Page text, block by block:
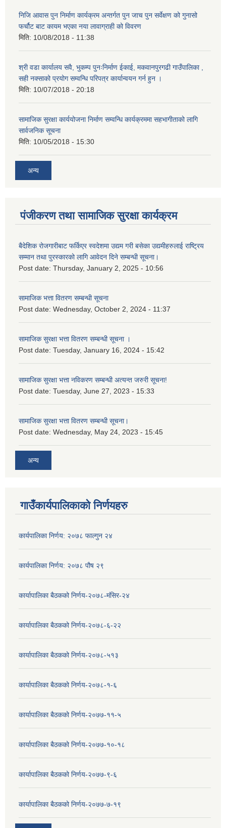
निजि आवास पुन निर्माण कार्यक्रम अन्तर्गत पुन जाच पुन सर्वेक्षण को गुनासो
फर्चौट बाट कायम भएका नया लावाग्राही को विवरण
मिति: 10/08/2018 - 11:38
श्री वडा कार्यालय सवै, भुकम्प पुनःनिर्माण ईकाई, मकवानपुरगढी गाउँपालिका ,
सही नक्साको प्रयोग सम्वन्धि परिपत्र कार्यान्वयन गर्न हुन ।
मिति: 10/07/2018 - 20:18
सामाजिक सुरक्षा कार्ययोजना निर्माण सम्वन्धि कार्यक्रममा सहभागीताको लागि
सार्वजनिक सूचना
मिति: 10/05/2018 - 15:30
अन्य
पंजीकरण तथा सामाजिक सुरक्षा कार्यक्रम
बैदेशिक रोजगारीबाट फर्किएर स्वदेशमा उद्यम गरी बसेका उद्यमीहरुलाई राष्‍ट्रिय
सम्मान तथा पुरस्कारको लागि आवेदन दिने सम्बन्धी सूचना।
Post date: Thursday, January 2, 2025 - 10:56
सामाजिक भत्ता वितरण सम्बन्धी सूचना
Post date: Wednesday, October 2, 2024 - 11:37
सामाजिक सुरक्षा भत्ता वितरण सम्बन्धी सूचना ।
Post date: Tuesday, January 16, 2024 - 15:42
सामाजिक सुरक्षा भत्ता नविकरण सम्बन्धी अत्यन्त जरुरी सूचना!
Post date: Tuesday, June 27, 2023 - 15:33
सामाजिक सुरक्षा भत्ता वितरण सम्बन्धी सूचना।
Post date: Wednesday, May 24, 2023 - 15:45
अन्य
गाउँकार्यपालिकाको निर्णयहरु
कार्यपालिका निर्णय: २०७८ फाल्गुन २४
कार्यपालिका निर्णय: २०७८ पौष २९
कार्यापालिका बैठकको निर्णय-२०७८-मंसिर-२४
कार्यापालिका बैठकको निर्णय-२०७८-६-२२
कार्यापालिका बैठकको निर्णय-२०७८-५१३
कार्यापालिका बैठकको निर्णय-२०७८-१-६
कार्यापालिका बैठकको निर्णय-२०७७-११-५
कार्यापालिका बैठकको निर्णय-२०७७-१०-१८
कार्यापालिका बैठकको निर्णय-२०७७-९-६
कार्यापालिका बैठकको निर्णय-२०७७-७-१९